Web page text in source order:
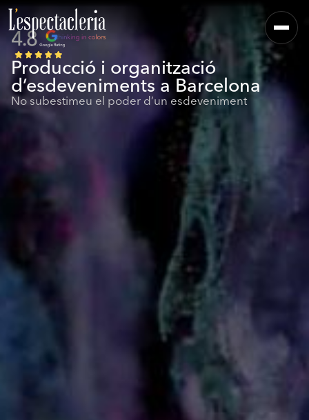
Producció i organització
d’esdeveniments a Barcelona
No subestimeu el poder d’un esdeveniment